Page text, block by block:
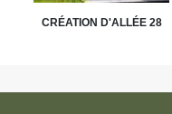
CRÉATION D'ALLÉE 28